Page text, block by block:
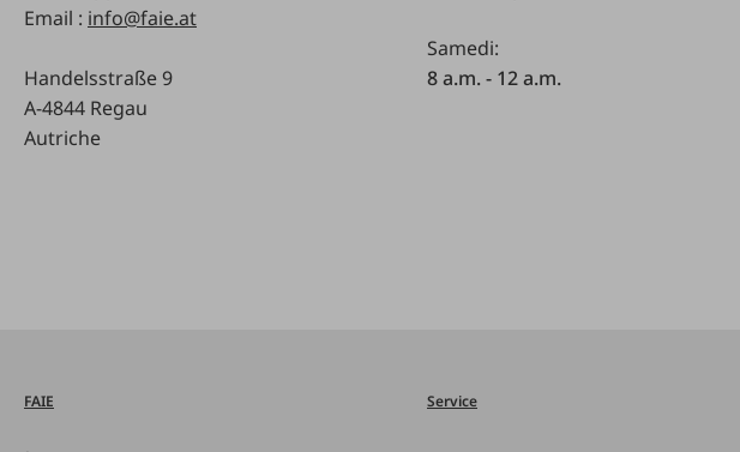
Email : info@faie.at
Handelsstraße 9
A-4844 Regau
Autriche
Samedi:
8 a.m. - 12 a.m.
FAIE Service